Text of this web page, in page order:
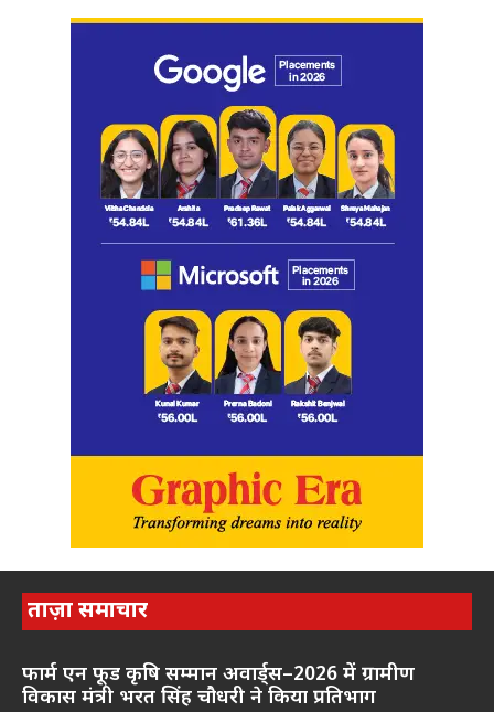
ताज़ा समाचार
फार्म एन फूड कृषि सम्मान अवार्ड्स–2026 में ग्रामीण
विकास मंत्री भरत सिंह चौधरी ने किया प्रतिभाग